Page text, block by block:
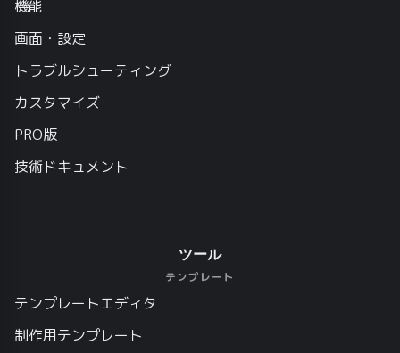
機能
画面・設定
トラブルシューティング
カスタマイズ
PRO版
技術ドキュメント
ツール
テンプレート
テンプレートエディタ
制作用テンプレート